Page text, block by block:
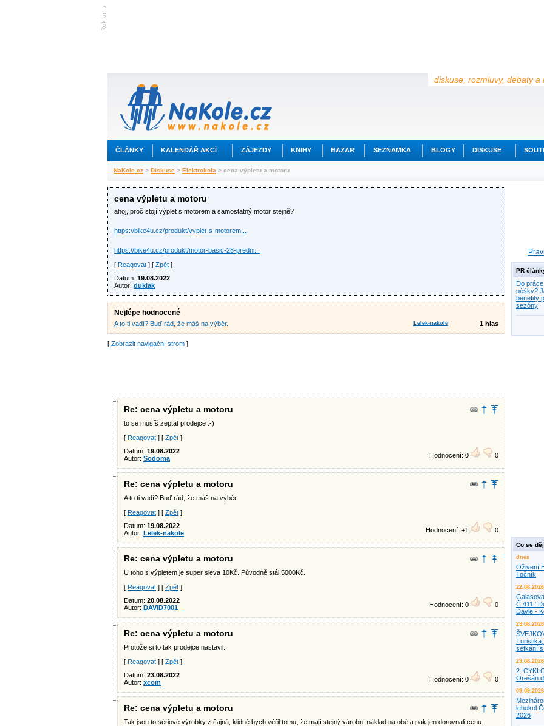
diskuse, rozmluvy, debaty a
ČLÁNKY KALENDÁŘ AKCÍ ZÁJEZDY KNIHY BAZAR SEZNAMKA BLOGY DISKUSE
NaKole.cz > Diskuse > Elektrokola > cena výpletu a motoru
cena výpletu a motoru
ahoj, proč stojí výplet s motorem a samostatný motor stejně?
https://bike4u.cz/produkt/vyplet-s-motorem...
https://bike4u.cz/produkt/motor-basic-28-predni...
[ Reagovat ] [ Zpět ]
Datum: 19.08.2022
Autor: duklak
Nejlépe hodnocené
A to ti vadí? Buď rád, že máš na výběr. Lelek-nakole 1 hlas
[ Zobrazit navigační strom ]
Re: cena výpletu a motoru
to se musíš zeptat prodejce :-)
[ Reagovat ] [ Zpět ]
Datum: 19.08.2022
Autor: Sodoma Hodnocení: 0 0
Re: cena výpletu a motoru
A to ti vadí? Buď rád, že máš na výběr.
[ Reagovat ] [ Zpět ]
Datum: 19.08.2022
Autor: Lelek-nakole Hodnocení: +1 0
Re: cena výpletu a motoru
U toho s výpletem je super sleva 10Kč. Původně stál 5000Kč.
[ Reagovat ] [ Zpět ]
Datum: 20.08.2022
Autor: DAVID7001 Hodnocení: 0 0
Re: cena výpletu a motoru
Protože si to tak prodejce nastavil.
[ Reagovat ] [ Zpět ]
Datum: 23.08.2022
Autor: xcom Hodnocení: 0 0
Re: cena výpletu a motoru
Tak jsou to sériové výrobky z čajná, klidně bych věřil tomu, že mají stejný várobní náklad na obé a pak jen dorovnali cenu.
PR
Do
pěšky?
benefity
sezóny
Co se
dnes
Oživení
Točník
22.08.2026
Č.411 '
Davle -
29.08.2026
setkání
29.08.2026
2.
Orešán
09.09.2026
lehokol
2026